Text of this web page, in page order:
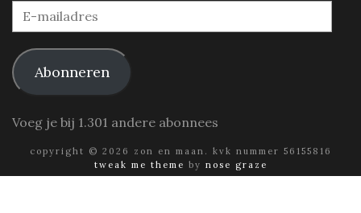
E-
mailadres
Abonneren
Voeg je bij 1.301 andere abonnees
copyright © 2026 zon en maan. kvk nummer 56155816
tweak me theme by nose graze